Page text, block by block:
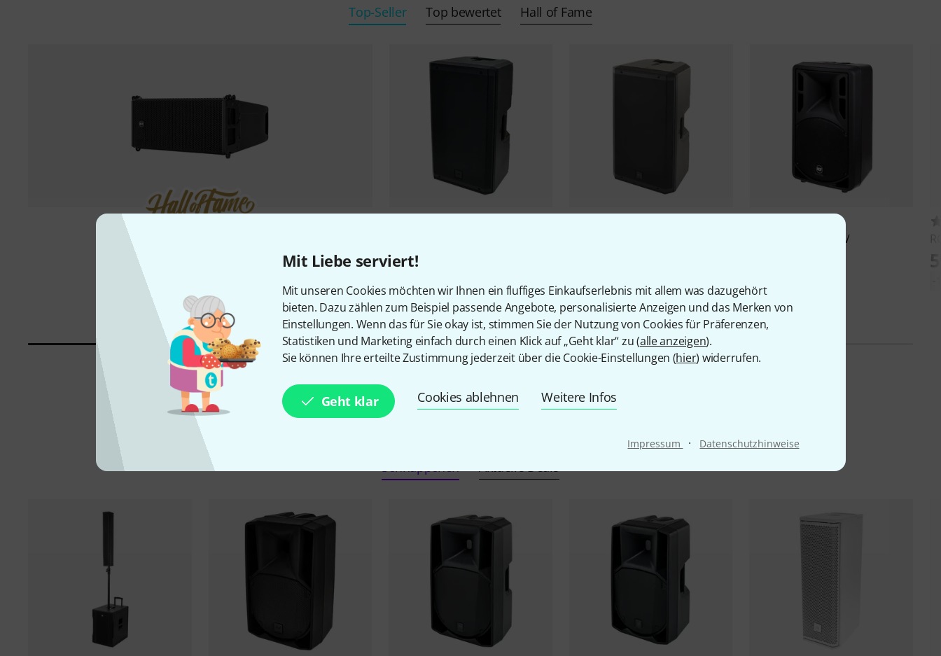
Mit Liebe serviert!
Mit unseren Cookies möchten wir Ihnen ein fluffiges Einkaufserlebnis mit allem was dazugehört
bieten. Dazu zählen zum Beispiel passende Angebote, personalisierte Anzeigen und das Merken von
Einstellungen. Wenn das für Sie okay ist, stimmen Sie der Nutzung von Cookies für Präferenzen,
Statistiken und Marketing einfach durch einen Klick auf „Geht klar“ zu (alle anzeigen).
Sie können Ihre erteilte Zustimmung jederzeit über die Cookie-Einstellungen (hier) widerrufen.
Geht klar Cookies ablehnen Weitere Infos
Impressum · Datenschutzhinweise
Top-Seller Top bewertet Hall of Fame
UVP: 1.832,60 €
-19%
635 €
121
ART 310 A MK IV